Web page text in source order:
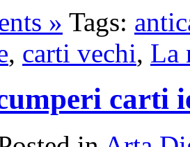
» Tags:
, carti vechi, La
carti